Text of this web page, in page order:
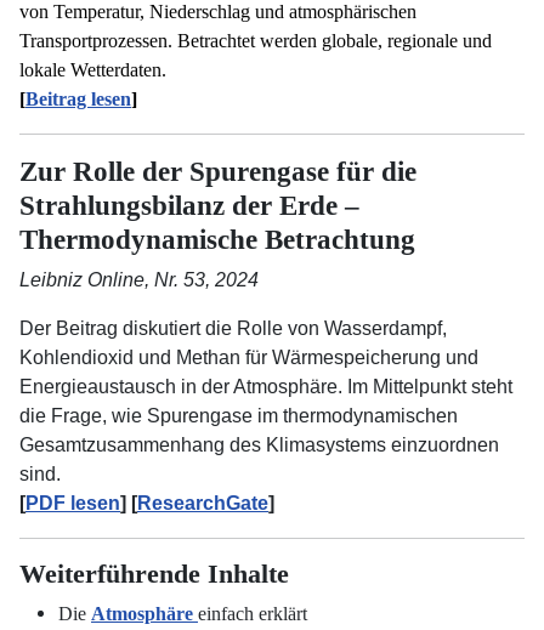
von Temperatur, Niederschlag und atmosphärischen
Transportprozessen. Betrachtet werden globale, regionale und
lokale Wetterdaten.
[Beitrag lesen]
Zur Rolle der Spurengase für die
Strahlungsbilanz der Erde –
Thermodynamische Betrachtung
Leibniz Online, Nr. 53, 2024
Der Beitrag diskutiert die Rolle von Wasserdampf,
Kohlendioxid und Methan für Wärmespeicherung und
Energieaustausch in der Atmosphäre. Im Mittelpunkt steht
die Frage, wie Spurengase im thermodynamischen
Gesamtzusammenhang des Klimasystems einzuordnen
sind.
[PDF lesen] [ResearchGate]
Weiterführende Inhalte
Die Atmosphäre einfach erklärt